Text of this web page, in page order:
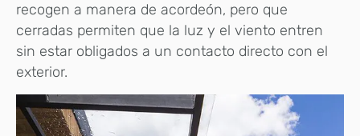
recogen a manera de acordeón, pero que
cerradas permiten que la luz y el viento entren
sin estar obligados a un contacto directo con el
exterior.